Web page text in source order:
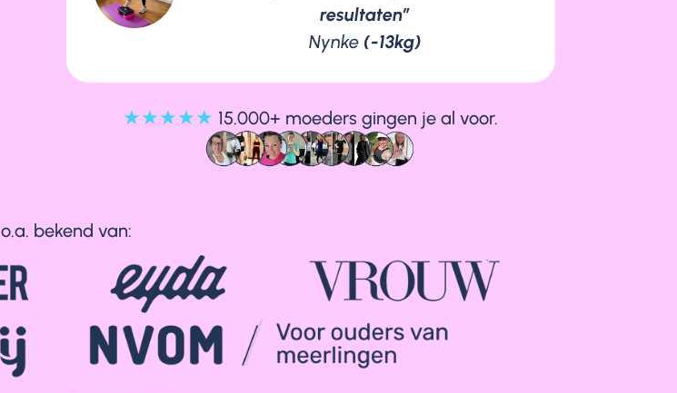
resultaten”
Nynke(-13kg)
★★★★★ 15.000+ moeders gingen je al voor.
o.a. bekend van: